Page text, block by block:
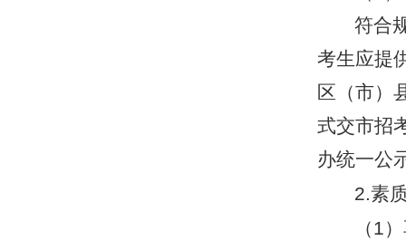
符合
考生应提
区（市）
式交市招
办统一公
2.素
（1